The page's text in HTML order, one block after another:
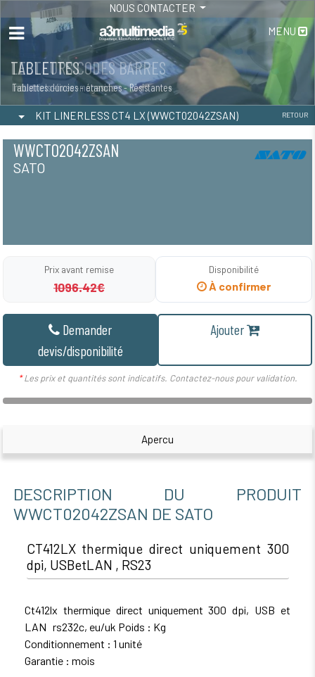
NOUS CONTACTER
MENU
LECTEURS CODES BARRES
Industriels -fixes -magasins
TABLETTES
Tablettes durcies - étanches - Résistantes
KIT LINERLESS CT4 LX (WWCT02042ZSAN) RETOUR
WWCT02042ZSAN
SATO
Prix avant remise
1096.42€
Disponibilité
À confirmer
Demander
devis/disponibilité
Ajouter
*Les prix et quantités sont indicatifs. Contactez-nous pour validation.
Apercu
DESCRIPTION DU PRODUIT
WWCT02042ZSAN DE SATO
CT412LX thermique direct uniquement 300
dpi, USBetLAN , RS23
Ct412lx thermique direct uniquement 300 dpi, USB et
LAN rs232c, eu/uk Poids : Kg
Conditionnement : 1 unité
Garantie : mois